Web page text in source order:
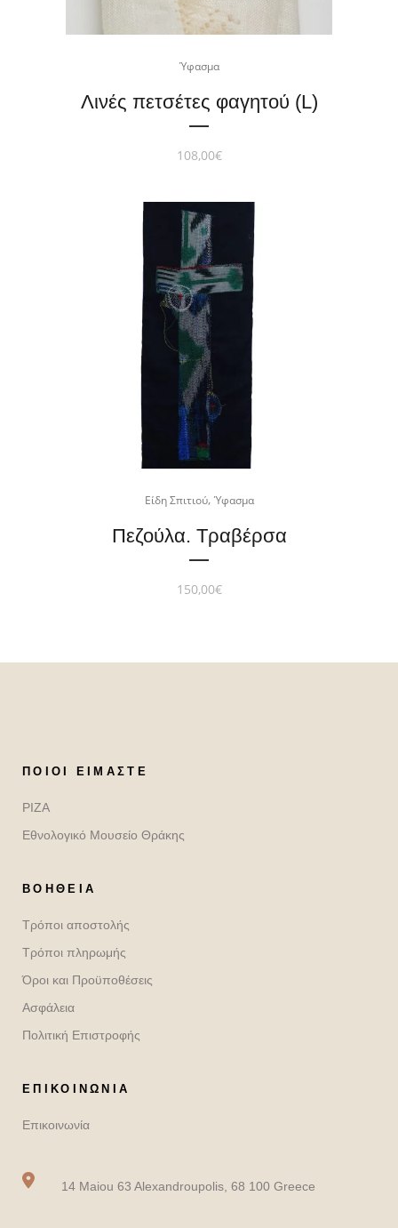
Ύφασμα
Λινές πετσέτες φαγητού (L)
108,00€
Είδη Σπιτιού, Ύφασμα
Πεζούλα. Τραβέρσα
150,00€
ΠΟΙΟΙ ΕΊΜΑΣΤΕ
ΡΙΖΑ
Εθνολογικό Μουσείο Θράκης
ΒΟΉΘΕΙΑ
Τρόποι αποστολής
Τρόποι πληρωμής
Όροι και Προϋποθέσεις
Ασφάλεια
Πολιτική Επιστροφής
ΕΠΙΚΟΙΝΩΝΙΑ
Επικοινωνία
14 Maiou 63 Alexandroupolis, 68 100 Greece